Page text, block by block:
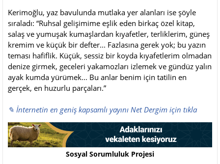
Kerimoğlu, yaz bavulunda mutlaka yer alanları ise şöyle
sıraladı: “Ruhsal gelişimime eşlik eden birkaç özel kitap,
salaş ve yumuşak kumaşlardan kıyafetler, terliklerim, güneş
kremim ve küçük bir defter... Fazlasına gerek yok; bu yazın
teması hafiflik. Küçük, sessiz bir koyda kıyafetlerim olmadan
denize girmek, geceleri yakamozları izlemek ve gündüz yalın
ayak kumda yürümek... Bu anlar benim için tatilin en
gerçek, en huzurlu parçaları.”
✎ İnternetin en geniş kapsamlı yayını Net Dergim için tıkla
Sosyal Sorumluluk Projesi